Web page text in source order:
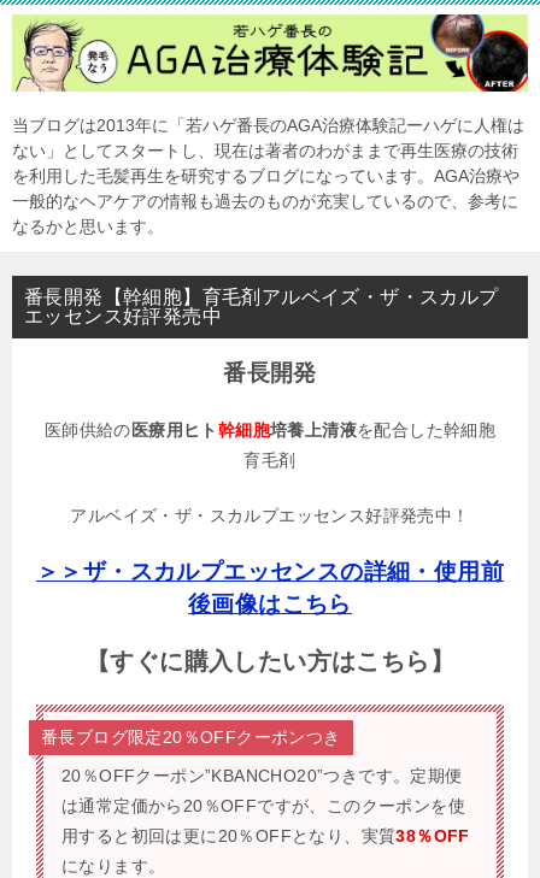
当ブログは2013年に「若ハゲ番長のAGA治療体験記ーハゲに人権は
ない」としてスタートし、現在は著者のわがままで再生医療の技術
を利用した毛髪再生を研究するブログになっています。AGA治療や
一般的なヘアケアの情報も過去のものが充実しているので、参考に
なるかと思います。
番長開発【幹細胞】育毛剤アルベイズ・ザ・スカルプ
エッセンス好評発売中
番長開発
医師供給の医療用ヒト 幹細胞培養上清液を配合した幹細胞
育毛剤
アルベイズ・ザ・スカルプエッセンス好評発売中！
＞＞ザ・スカルプエッセンスの詳細・使用前
後画像はこちら
【すぐに購入したい方はこちら】
番長ブログ限定20％OFFクーポンつき
20％OFFクーポン”KBANCHO20”つきです。 定期便
は通常定価から20％OFFですが、このクーポンを使
用すると初回は更に20％OFFとなり、実質38％OFF
になります。